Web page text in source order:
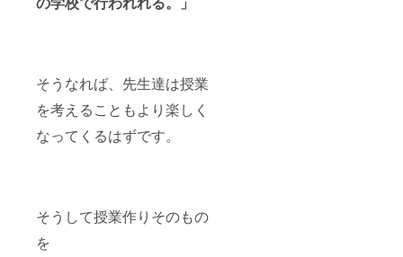
そうなれば、先生達は授業
を考えることもより楽しく
なってくるはずです。
そうして授業作りそのもの
を